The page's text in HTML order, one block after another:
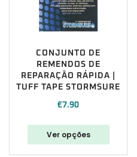
CONJUNTO DE
REMENDOS DE
REPARAÇÃO RÁPIDA |
TUFF TAPE STORMSURE
€7.90
Ver opções